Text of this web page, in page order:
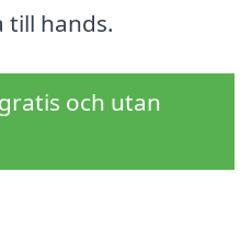
till hands.
och utan